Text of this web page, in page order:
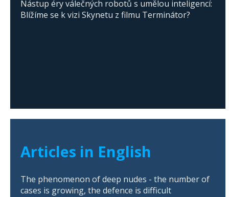
Nástup éry válečných robotů s umělou inteligencí:
Blížíme se k vizi Skynetu z filmu Terminátor?
Articles in English
The phenomenon of deep nudes - the number of
cases is growing, the defence is difficult